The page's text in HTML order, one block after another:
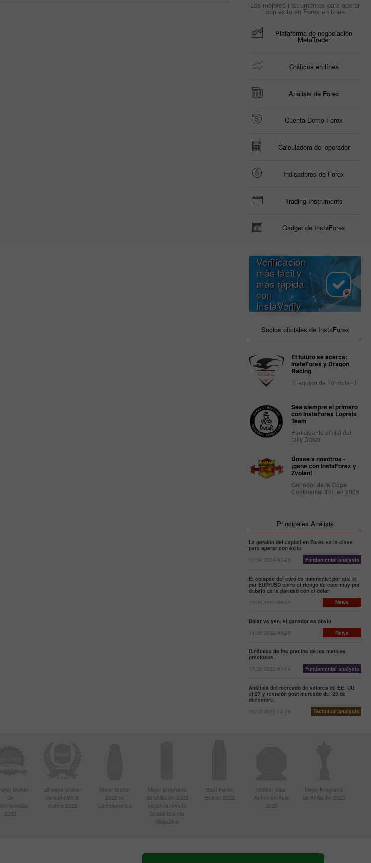
Los mejores instrumentos para operar
con éxito en Forex en línea
Plataforma de negociación
MetaTrader
Gráficos en línea
Análisis de Forex
Cuenta Demo Forex
Calculadora del operador
Indicadores de Forex
Trading Instruments
Gadget de InstaForex
Verificación
más fácil y
más rápida
con
InstaVerify
Socios oficiales de InstaForex
El futuro se acerca:
InstaForex y Dragon
Racing
El equipo de Fórmula - E
Sea siempre el primero
con InstaForex Loprais
Team
Participante oficial del
rally Dakar
Únase a nosotros -
¡gane con InstaForex y
Zvolen!
Ganador de la Copa
Continental IIHF en 2005
Principales Análisis
La gestión del capital en Forex es la clave
para operar con éxito
11:54 2024-07-26
Fundamental analysis
El colapso del euro es inminente: por qué el
par EUR/USD corre el riesgo de caer muy por
debajo de la paridad con el dólar
13:20 2022-08-01
News
Dólar vs yen: el ganador es obvio
14:35 2022-08-25
News
Dinámica de los precios de los metales
preciosos
17:33 2023-01-04
Fundamental analysis
Análisis del mercado de valores de EE. UU.
el 27 y revisión post mercado del 23 de
diciembre.
16:13 2022-12-28
Technical analysis
broker
de
2022
El mejor broker
de atención al
cliente 2022
Mejor broker
2022 en
Latinoamérica
Mejor programa
de afiliación 2022
según la revista
Global Brands
Magazine
Best Forex
Broker 2022
Bróker Más
Activo en Asia
2020
Mejor Programa
de Afiliación 2020